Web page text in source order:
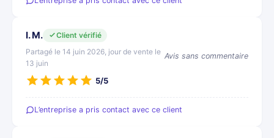
I. M.
Client vérifié
Partagé le 14 juin 2026, jour de vente le
13 juin
Avis sans commentaire
5/5
L’entreprise a pris contact avec ce client